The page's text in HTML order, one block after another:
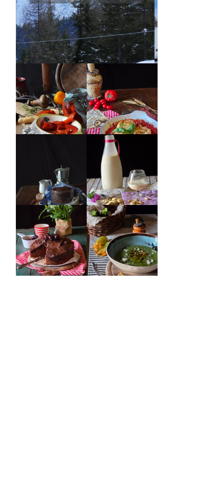
PEPERONI ALLA
PIEMONTESE
GIRANDOLE DI
RICOTTA
MUG CAKE AL
CIOCCOLATO
MANDORLITO
TORTA DOPPIO
CIOCCOLATO E
CILIEGIE
CREMA ESTIVA
DI ZUCCHINE
CON FIORI E
FETA